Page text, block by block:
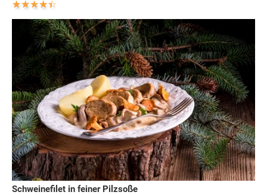
Schweinefilet in feiner Pilzsoße